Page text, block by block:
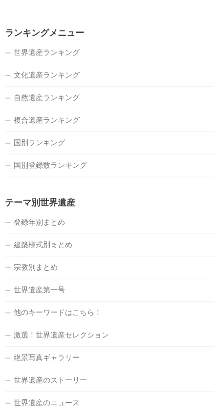
ランキングメニュー
世界遺産ランキング
文化遺産ランキング
自然遺産ランキング
複合遺産ランキング
国別ランキング
国別登録数ランキング
テーマ別世界遺産
登録年別まとめ
建築様式別まとめ
宗教別まとめ
世界遺産第一号
他のキーワードはこちら！
激選！世界遺産セレクション
絶景写真ギャラリー
世界遺産のストーリー
世界遺産のニュース